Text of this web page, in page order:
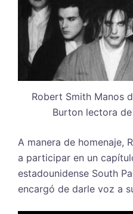
Robert Smith Manos
Burton lectora
A manera de homenaje,
a participar en un
estadounidense South
encargó de darle voz a